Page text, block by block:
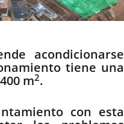
acondicionarse
tiene una
m2.
con esta